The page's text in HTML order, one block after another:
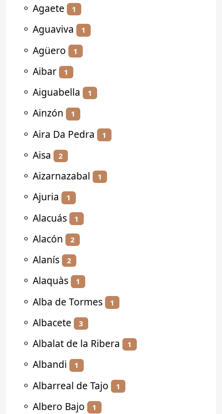
⚬ Agaete 1
⚬ Aguaviva 1
⚬ Agüero 1
⚬ Aibar 1
⚬ Aiguabella 1
⚬ Ainzón 1
⚬ Aira Da Pedra 1
⚬ Aisa 2
⚬ Aizarnazabal 1
⚬ Ajuria 1
⚬ Alacuás 1
⚬ Alacón 2
⚬ Alanís 2
⚬ Alaquàs 1
⚬ Alba de Tormes 1
⚬ Albacete 3
⚬ Albalat de la Ribera 1
⚬ Albandi 1
⚬ Albarreal de Tajo 1
⚬ Albero Bajo 1